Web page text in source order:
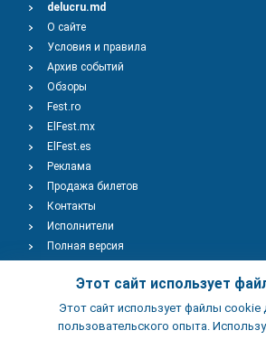
Этот сайт использует
Этот сайт использует файлы cookie
пользовательского опыта.
delucru.md
О сайте
Условия и правила
Архив событий
Обзоры
Fest.ro
ElFest.mx
ElFest.es
Реклама
Продажа билетов
Контакты
Исполнители
Полная версия
Добавить